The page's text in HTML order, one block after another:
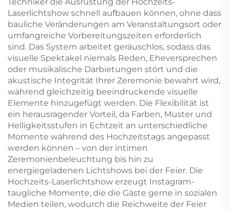
Laserlichtshow schnell aufbauen können, ohne dass
bauliche Veränderungen am Veranstaltungsort oder
umfangreiche Vorbereitungszeiten erforderlich
sind. Das System arbeitet geräuschlos, sodass das
visuelle Spektakel niemals Reden, Eheversprechen
oder musikalische Darbietungen stört und die
akustische Integrität Ihrer Zeremonie bewahrt wird,
während gleichzeitig beeindruckende visuelle
Elemente hinzugefügt werden. Die Flexibilität ist
ein herausragender Vorteil, da Farben, Muster und
Helligkeitsstufen in Echtzeit an unterschiedliche
Momente während des Hochzeitstags angepasst
werden können – von der intimen
Zeremonienbeleuchtung bis hin zu
energiegeladenen Lichtshows bei der Feier. Die
Hochzeits-Laserlichtshow erzeugt Instagram-
taugliche Momente, die die Gäste gerne in sozialen
Medien teilen, wodurch die Reichweite der Feier